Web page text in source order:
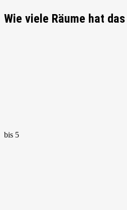
Wie viele Räume hat
bis 5